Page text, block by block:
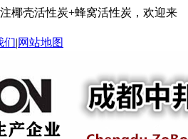
椰壳活性炭+蜂窝活性炭，欢迎来
们|网站地图